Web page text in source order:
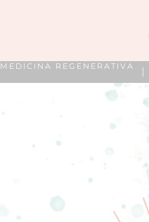
MEDICINA REGENERATIVA